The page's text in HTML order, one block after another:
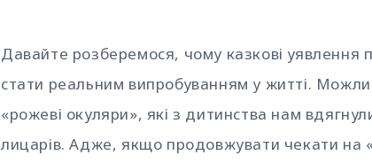
Давайте розберемося, чому казкові уявлення
стати реальним випробуванням у житті.
«рожеві окуляри», які з дитинства нам
лицарів. Адже, якщо продовжувати чекати на